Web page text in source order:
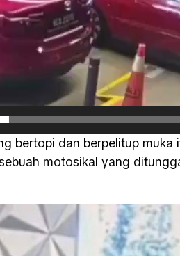
bertopi dan berpelitup
motosikal yang